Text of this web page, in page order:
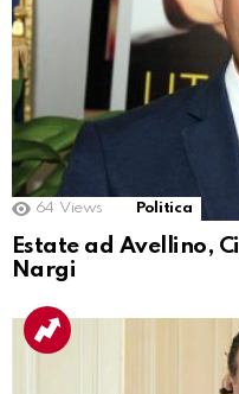
64 Views Politica
Estate ad Avellino,
Nargi